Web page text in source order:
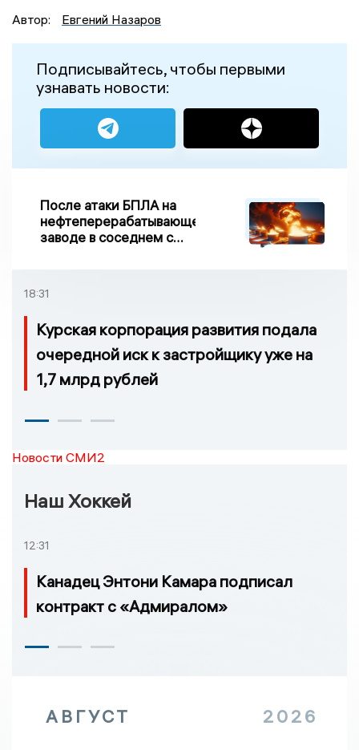
Автор:
Евгений Назаров
Подписывайтесь, чтобы первыми
узнавать новости:
После атаки БПЛА на
нефтеперерабатывающем
заводе в соседнем с
18:31
Курская корпорация развития подала
очередной иск к застройщику уже на
1,7 млрд рублей
Новости СМИ2
Наш Хоккей
12:31
Канадец Энтони Камара подписал
контракт с «Адмиралом»
АВГУСТ 2026